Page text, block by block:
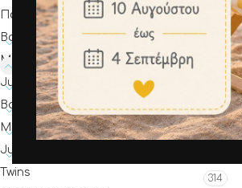
Παπούτσια
Baby κορίτσι (0-24 μηνών )
Mini κορίτσι (1-6 ετών)
Junior κορίτσι (6-12 ετών)
Baby αγόρι (0-24 μηνών ) 200
Μini αγόρι (1-6 ετών) 125
Junior αγόρι (6-12 ετών)
Twins 314